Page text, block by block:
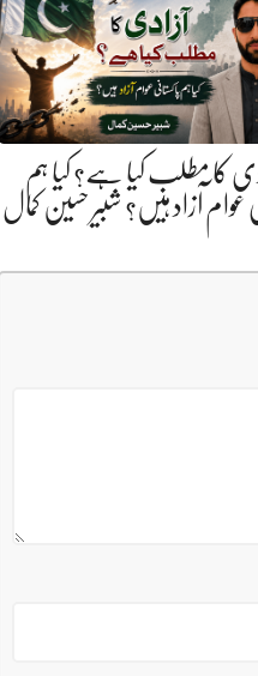
کا مطلب کیا ہے؟ کیا ہم
عوام آزاد ہیں؟ شبیر حسین کمال